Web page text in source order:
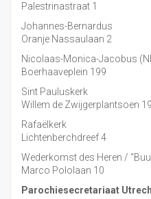
Palestrinastraat 1
Johannes-Bernardus
Oranje Nassaulaan 2
Nicolaas-Monica-Jacobus
Boerhaaveplein 199
Sint Pauluskerk
Willem de Zwijgerplantsoen 19
Rafaëlkerk
Lichtenberchdreef 4
Wederkomst des Heren /
Marco Pololaan 10
Parochiesecretariaat